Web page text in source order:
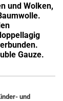
und Wolken,
Gauze.
und